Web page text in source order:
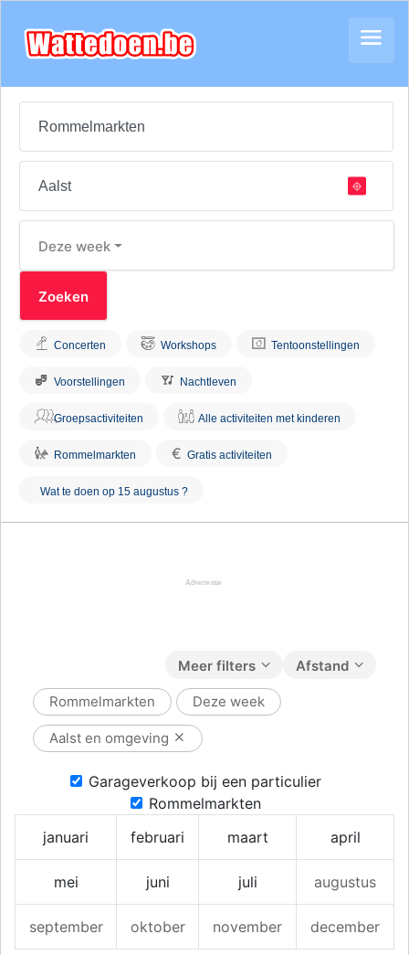
Deze week
Concerten Workshops Tentoonstellingen
Voorstellingen Nachtleven
Groepsactiviteiten Alle activiteiten met kinderen
Rommelmarkten € Gratis activiteiten
Wat te doen op 15 augustus ?
Afstand
Meer filters
Rommelmarkten Deze week
Aalst en omgeving
Garageverkoop bij een particulier
Rommelmarkten
januari
februari maart april
mei juni juli augustus
september oktober november december